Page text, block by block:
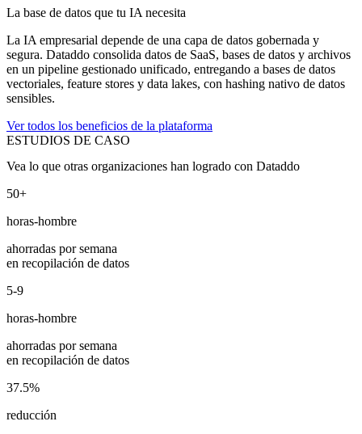
La base de datos que tu IA necesita
La IA empresarial depende de una capa de datos gobernada y
segura. Dataddo consolida datos de SaaS, bases de datos y archivos
en un pipeline gestionado unificado, entregando a bases de datos
vectoriales, feature stores y data lakes, con hashing nativo de datos
sensibles.
Ver todos los beneficios de la plataforma
ESTUDIOS DE CASO
Vea lo que otras organizaciones han logrado con Dataddo
50+
horas-hombre
ahorradas por semana
en recopilación de datos
5-9
horas-hombre
ahorradas por semana
en recopilación de datos
37.5%
reducción